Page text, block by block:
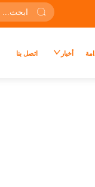
أخبار اتصل بنا